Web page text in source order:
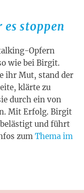
stoppen
Opfern
wie bei Birgit.
ihr Mut, stand der
klärte zu
durch ein von
Mit Erfolg. Birgit
und führt
zum Thema im